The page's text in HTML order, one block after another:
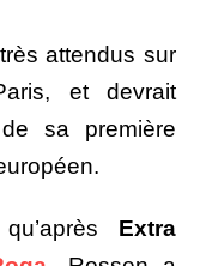
attendus sur
et devrait
sa première
Extra